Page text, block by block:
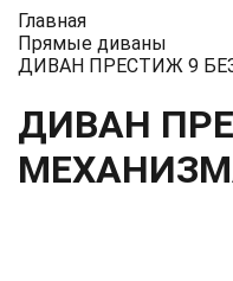
Главная
Прямые диваны
ДИВАН ПРЕСТИЖ 9
ДИВАН